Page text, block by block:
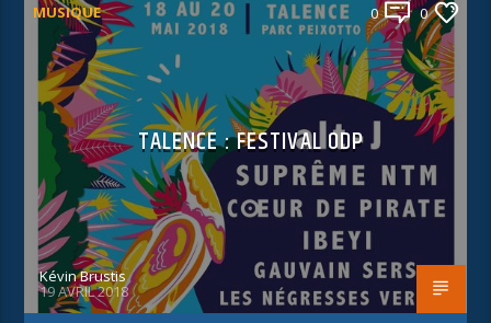
MUSIQUE 0 0
TALENCE : FESTIVAL ODP
Kévin Brustis
19 AVRIL 2018